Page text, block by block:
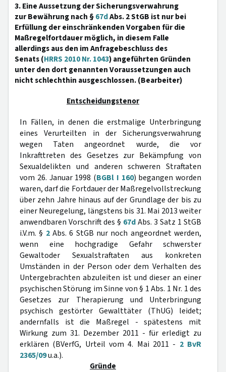
3. Eine Aussetzung der Sicherungsverwahrung
zur Bewährung nach §67dAbs. 2 StGB ist nur bei
Erfüllung der einschränkenden Vorgaben für die
Maßregelfortdauer möglich, in diesem Falle
allerdings aus den im Anfragebeschluss des
Senats (HRRS 2010 Nr. 1043) angeführten Gründen
unter den dort genannten Voraussetzungen auch
nicht schlechthin ausgeschlossen. (Bearbeiter)
Entscheidungstenor
In Fällen, in denen die erstmalige Unterbringung
eines Verurteilten in der Sicherungsverwahrung
wegen Taten angeordnet wurde, die vor
Inkrafttreten des Gesetzes zur Bekämpfung von
Sexualdelikten und anderen schweren Straftaten
vom 26. Januar 1998 (BGBl I 160) begangen worden
waren, darf die Fortdauer der Maßregelvollstreckung
über zehn Jahre hinaus auf der Grundlage der bis zu
einer Neuregelung, längstens bis 31. Mai 2013 weiter
anwendbaren Vorschrift des § 67dAbs. 3 Satz 1 StGB
i.V.m. § 2Abs. 6 StGB nur noch angeordnet werden,
wenn eine hochgradige Gefahr schwerster
Gewaltoder Sexualstraftaten aus konkreten
Umständen in der Person oder dem Verhalten des
Untergebrachten abzuleiten ist und dieser an einer
psychischen Störung im Sinne von § 1 Abs. 1 Nr. 1 des
Gesetzes zur Therapierung und Unterbringung
psychisch gestörter Gewalttäter (ThUG) leidet;
andernfalls ist die Maßregel - spätestens mit
Wirkung zum 31. Dezember 2011 - für erledigt zu
erklären (BVerfG, Urteil vom 4. Mai 2011 - 2 BvR
2365/09u.a.).
Gründe